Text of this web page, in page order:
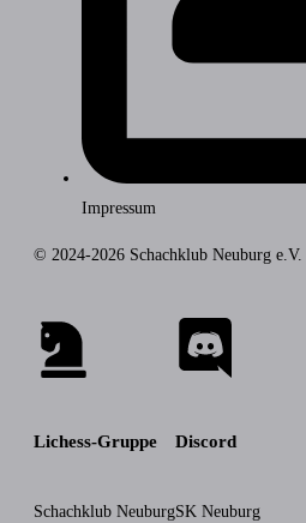
Impressum
© 2024-2026 Schachklub Neuburg e.V.
Lichess-Gruppe
Schachklub Neuburg
Discord
SK Neuburg